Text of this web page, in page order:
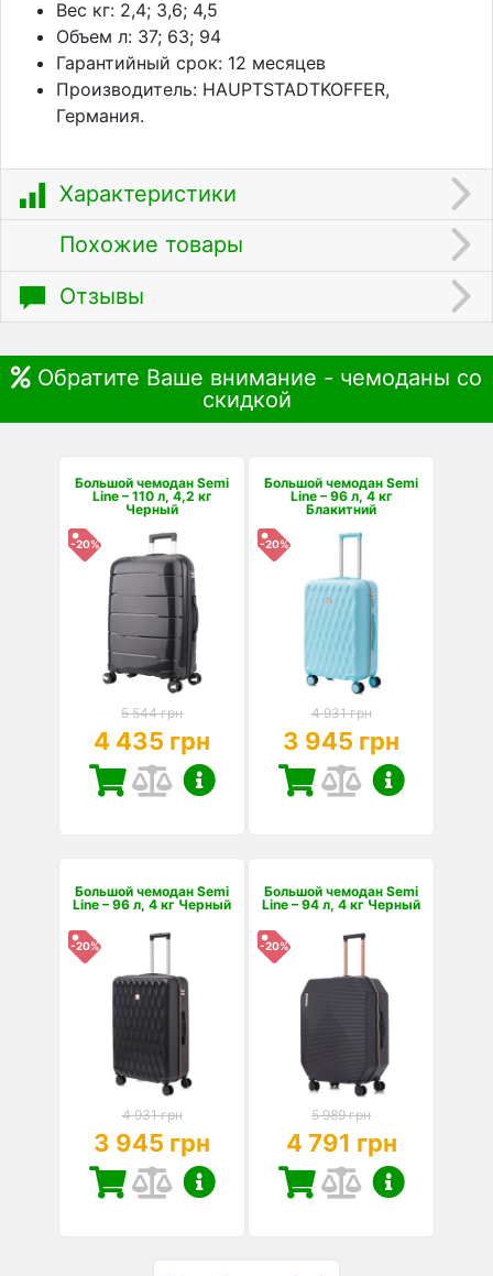
Вес кг: 2,4; 3,6; 4,5
Объем л: 37; 63; 94
Гарантийный срок: 12 месяцев
Производитель: HAUPTSTADTKOFFER,
Германия.
Характеристики
Похожие товары
Отзывы
Обратите Ваше внимание - чемоданы со
скидкой
Большой чемодан Semi
Line – 110 л, 4,2 кг
Черный
-20%
5 544 грн
4 435 грн
Большой чемодан Semi
Line – 96 л, 4 кг
Блакитний
-20%
4 931 грн
3 945 грн
Большой чемодан Semi
Line – 96 л, 4 кг Черный
-20%
4 931 грн
3 945 грн
Большой чемодан Semi
Line – 94 л, 4 кг Черный
-20%
5 989 грн
4 791 грн